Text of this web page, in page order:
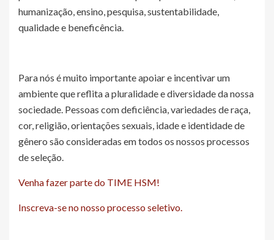
humanização, ensino, pesquisa, sustentabilidade,
qualidade e beneficência.
Para nós é muito importante apoiar e incentivar um
ambiente que reflita a pluralidade e diversidade da nossa
sociedade. Pessoas com deficiência, variedades de raça,
cor, religião, orientações sexuais, idade e identidade de
gênero são consideradas em todos os nossos processos
de seleção.
Venha fazer parte do TIME HSM!
Inscreva-se no nosso processo seletivo.